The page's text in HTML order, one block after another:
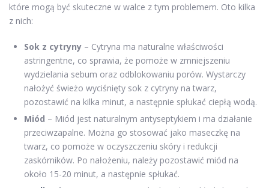
które mogą być skuteczne w walce z tym problemem. Oto kilka
z nich:
Sok z cytryny – Cytryna ma naturalne właściwości
astringentne, co sprawia, że pomoże w zmniejszeniu
wydzielania sebum oraz odblokowaniu porów. Wystarczy
nałożyć świeżo wyciśnięty sok z cytryny na twarz,
pozostawić na kilka minut, a następnie spłukać ciepłą wodą.
Miód – Miód jest naturalnym antyseptykiem i ma działanie
przeciwzapalne. Można go stosować jako maseczkę na
twarz, co pomoże w oczyszczeniu skóry i redukcji
zaskórników. Po nałożeniu, należy pozostawić miód na
około 15-20 minut, a następnie spłukać.